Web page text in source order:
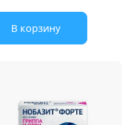
В корзину